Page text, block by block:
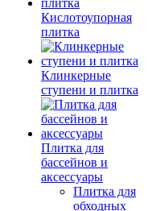
Кислотоупорная
плитка
Клинкерные
ступени и плитка
Плитка для
бассейнов и
аксессуары
Плитка для
обходных